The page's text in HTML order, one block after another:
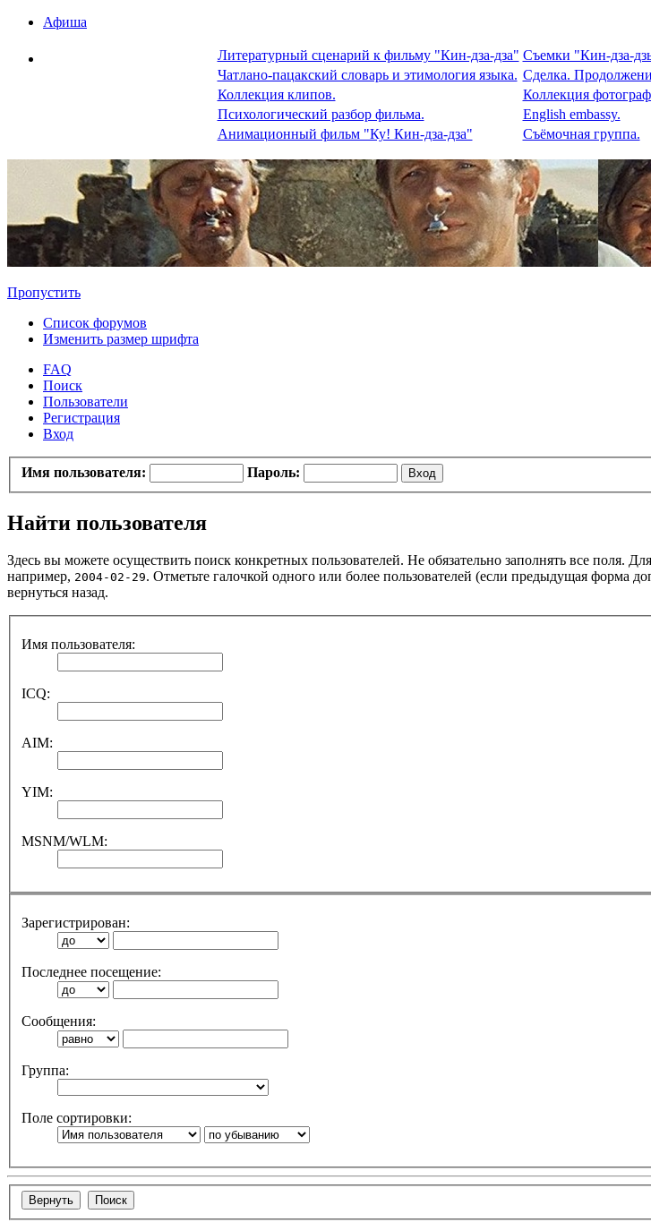
Афиша
Литературный сценарий к фильму "Кин-дза-дза" Съемки "Кин-дза-
Чатлано-пацакский словарь и этимология языка. Сделка.
Коллекция клипов.
Коллекция
Психологический разбор фильма.
English embassy.
Анимационный фильм "Ку! Кин-дза-дза"
Съёмочная группа.
Пропустить
Список форумов
Изменить размер шрифта
FAQ
Поиск
Пользователи
Регистрация
Вход
Имя пользователя: Пароль:
Найти пользователя
Здесь вы можете осуществить поиск конкретных пользователей. Не обязательно заполнять все поля.
например, 2004-02-29. Отметьте галочкой одного или более пользователей (если предыдущая
вернуться назад.
Имя пользователя:
ICQ:
AIM:
YIM:
MSNM/WLM:
Зарегистрирован:
Последнее посещение:
Сообщения:
Группа:
Поле сортировки: